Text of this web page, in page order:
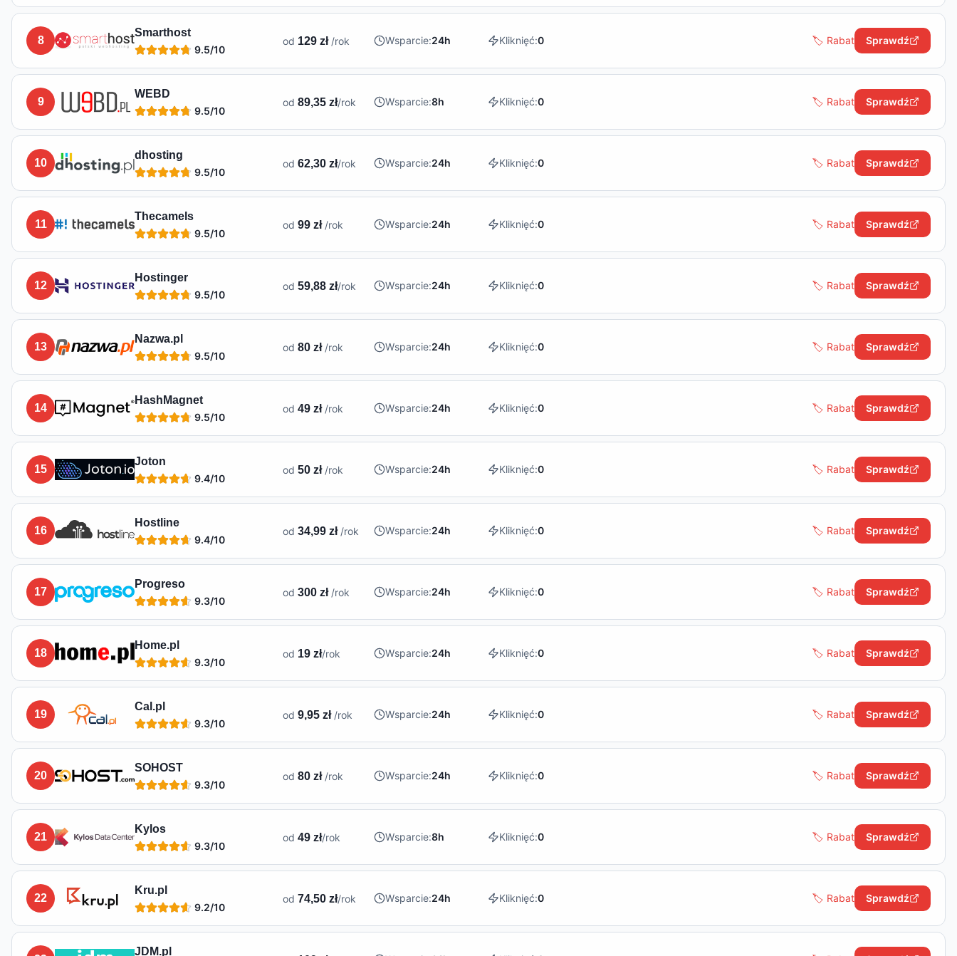
8
Smarthost
9.5/10
od 129 zł /rok Wsparcie:24h Kliknięć:0 🏷️ Rabat Sprawdź
9
WEBD
9.5/10
od 89,35 zł/rok Wsparcie:8h Kliknięć:0 🏷️ Rabat Sprawdź
10
dhosting
9.5/10
od 62,30 zł/rok Wsparcie:24h Kliknięć:0 🏷️ Rabat Sprawdź
11
Thecamels
9.5/10
od 99 zł /rok Wsparcie:24h Kliknięć:0 🏷️ Rabat Sprawdź
12
Hostinger
9.5/10
od 59,88 zł/rok Wsparcie:24h Kliknięć:0 🏷️ Rabat Sprawdź
13
Nazwa.pl
9.5/10
od 80 zł /rok Wsparcie:24h Kliknięć:0 🏷️ Rabat Sprawdź
14
HashMagnet
9.5/10
od 49 zł /rok Wsparcie:24h Kliknięć:0 🏷️ Rabat Sprawdź
15
Joton
9.4/10
od 50 zł /rok Wsparcie:24h Kliknięć:0 🏷️ Rabat Sprawdź
16
Hostline
9.4/10
od 34,99 zł /rok Wsparcie:24h Kliknięć:0 🏷️ Rabat Sprawdź
17
Progreso
9.3/10
od 300 zł /rok Wsparcie:24h Kliknięć:0 🏷️ Rabat Sprawdź
18
Home.pl
9.3/10
od 19 zł/rok Wsparcie:24h Kliknięć:0 🏷️ Rabat Sprawdź
19
Cal.pl
9.3/10
od 9,95 zł /rok Wsparcie:24h Kliknięć:0 🏷️ Rabat Sprawdź
20
SOHOST
9.3/10
od 80 zł /rok Wsparcie:24h Kliknięć:0 🏷️ Rabat Sprawdź
21
Kylos
9.3/10
od 49 zł/rok Wsparcie:8h Kliknięć:0 🏷️ Rabat Sprawdź
22
Kru.pl
9.2/10
od 74,50 zł/rok Wsparcie:24h Kliknięć:0 🏷️ Rabat Sprawdź
JDM.pl